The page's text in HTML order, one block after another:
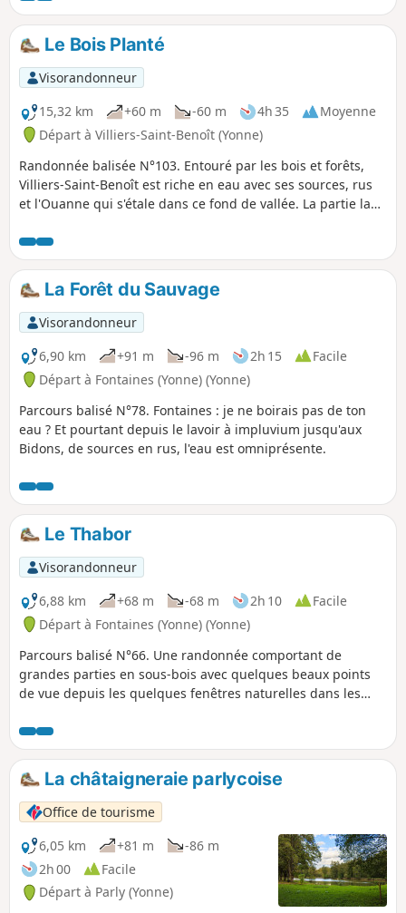
parcours.
Le Bois Planté
Visorandonneur
15,32 km
+60 m -60 m 4h 35
Moyenne
Départ à Villiers-Saint-Benoît (Yonne)
Randonnée balisée N°103. Entouré par les bois et forêts,
Villiers-Saint-Benoît est riche en eau avec ses sources, rus
et l'Ouanne qui s'étale dans ce fond de vallée. La partie la
et alimente via les réseaux de distribution interconnectés
une grosse partie des résidences de cette région.
La Forêt du Sauvage
Visorandonneur
6,90 km
+91 m -96 m 2h 15
Facile
Départ à Fontaines (Yonne) (Yonne)
Parcours balisé N°78. Fontaines : je ne boirais pas de ton
eau ? Et pourtant depuis le lavoir à impluvium jusqu'aux
Bidons, de sources en rus, l'eau est omniprésente.
Le Thabor
Visorandonneur
6,88 km
+68 m -68 m 2h 10
Facile
Départ à Fontaines (Yonne) (Yonne)
Parcours balisé N°66. Une randonnée comportant de
grandes parties en sous-bois avec quelques beaux points
de vue depuis les quelques fenêtres naturelles dans les
La châtaigneraie parlycoise
Office de tourisme
6,05 km
+81 m
-86 m
2h 00
Facile
Départ à Parly (Yonne)